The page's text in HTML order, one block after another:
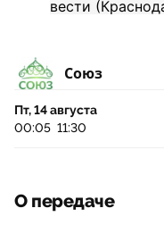
Союз
Пт, 14 августа
00:05 11:30
О передаче